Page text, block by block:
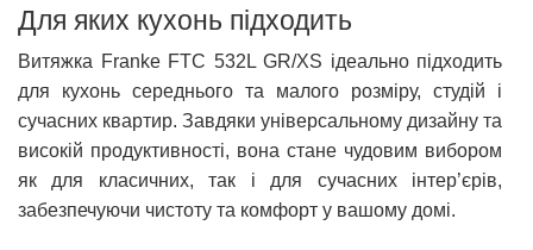
Для яких кухонь підходить
Витяжка Franke FTC 532L GR/XS ідеально підходить
для кухонь середнього та малого розміру, студій і
сучасних квартир. Завдяки універсальному дизайну та
високій продуктивності, вона стане чудовим вибором
як для класичних, так і для сучасних інтер’єрів,
забезпечуючи чистоту та комфорт у вашому домі.